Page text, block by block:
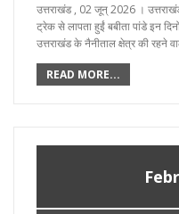
उत्तराखंड , 02 जून्‌ 2026 ।
ट्रेक से लापता हुईं बबीता पांडे इन
उत्तराखंड के नैनीताल क्षेत्र की रहने
READ MORE...